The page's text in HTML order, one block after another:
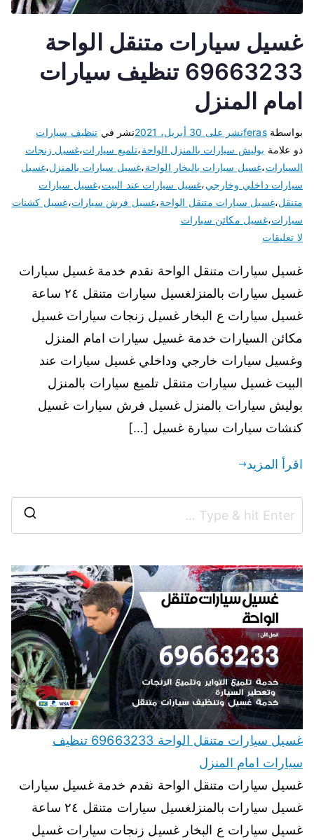
غسيل سيارات متنقل الواحة
69663233 تنظيف سيارات
امام المنزل
بواسطةferasنشر على 30 أبريل، 2021 نشر في تنظيف سيارات
ذو علامة بوليش سيارات بالمنزل الواحة،تلميع سيارات،غسيل زنجات
السيارات،غسيل سيارات بالبخار الواحة،غسيل سيارات بالمنزل،غسيل
سيارات داخلي وخارجي،غسيل سيارات عند البيت،غسيل سيارات
متنقل،غسيل سيارات متنقل الواحة،غسيل فرش سيارات،غسيل كشنات
سيارات،غسيل مكائن سيارات
لا تعليقات
غسيل سيارات متنقل الواحة نقدم خدمة غسيل سيارات
غسيل سيارات بالمنزلغسيل سيارات متنقل ٢٤ ساعة
غسيل سيارات ع البخار غسيل زنجات سيارات غسيل
مكائن السيارات خدمة غسيل سيارات امام المنزل
وغسيل سيارات خارجي وداخلي غسيل سيارات عند
البيت غسيل سيارات متنقل تلميع سيارات بالمنزل
بوليش سيارات بالمنزل غسيل فرش سيارات غسيل
كنشات سيارات سيارة غسيل […]
اقرأ المزيد
غسيل سيارات متنقل الواحة 69663233 تنظيف
سيارات امام المنزل
غسيل سيارات متنقل الواحة نقدم خدمة غسيل سيارات
غسيل سيارات بالمنزلغسيل سيارات متنقل ٢٤ ساعة
غسيل سيارات ع البخار غسيل زنجات سيارات غسيل